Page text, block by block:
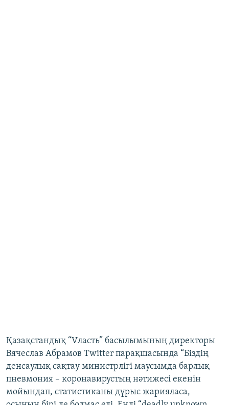
Қазақстандық “Vласть” басылымының директоры
Вячеслав Абрамов Twitter парақшасында “Біздің
денсаулық сақтау министрлігі маусымда барлық
пневмония – коронавирустың нәтижесі екенін
мойындап, статистиканы дұрыс жарияласа,